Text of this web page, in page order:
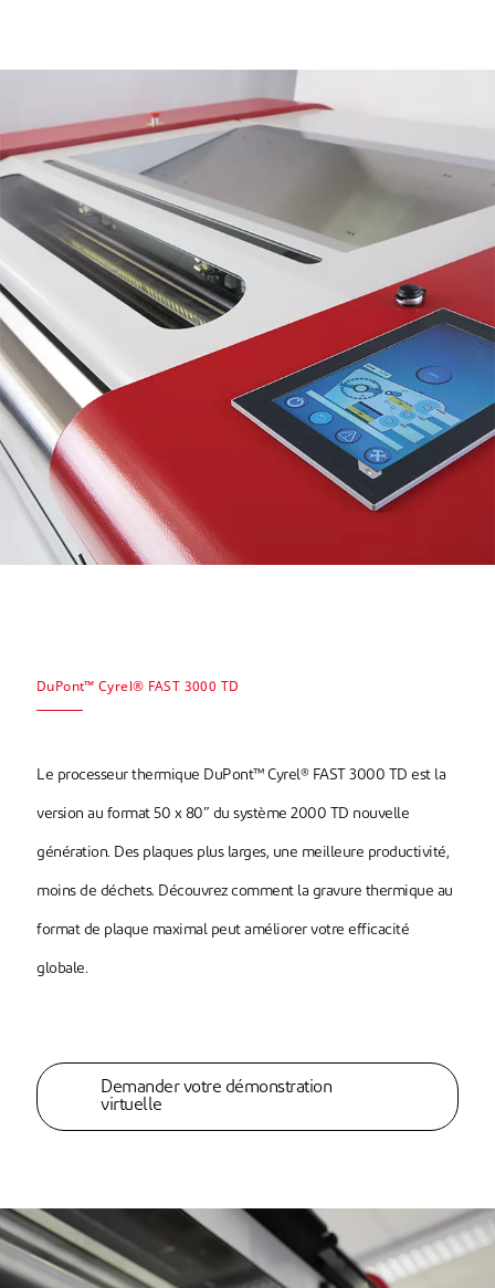
DuPont™ Cyrel® FAST 3000 TD
Le processeur thermique DuPont™ Cyrel® FAST 3000 TD est la
version au format 50 x 80″ du système 2000 TD nouvelle
génération. Des plaques plus larges, une meilleure productivité,
moins de déchets. Découvrez comment la gravure thermique au
format de plaque maximal peut améliorer votre efficacité
globale.
Demander votre démonstration
virtuelle